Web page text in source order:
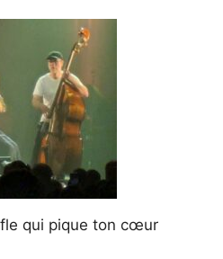
qui pique ton cœur